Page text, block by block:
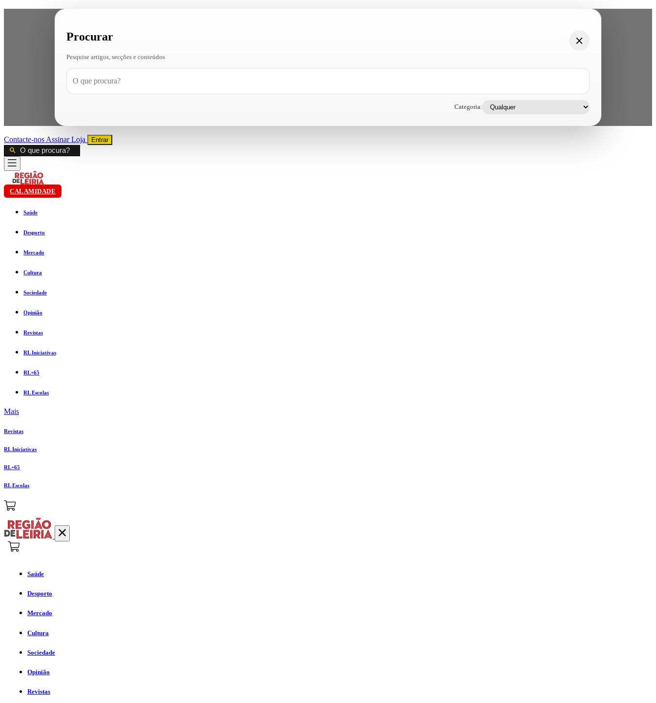
Procurar
Pesquise artigos, secções e conteúdos
Categoria:
Contacte-nos AssinarLoja Entrar
CALAMIDADE
Saúde
Desporto
Mercado
Cultura
Sociedade
Opinião
Revistas
RL Iniciativas
RL+65
RL Escolas
Mais
Revistas
RL Iniciativas
RL+65
RL Escolas
Saúde
Desporto
Mercado
Cultura
Sociedade
Opinião
Revistas